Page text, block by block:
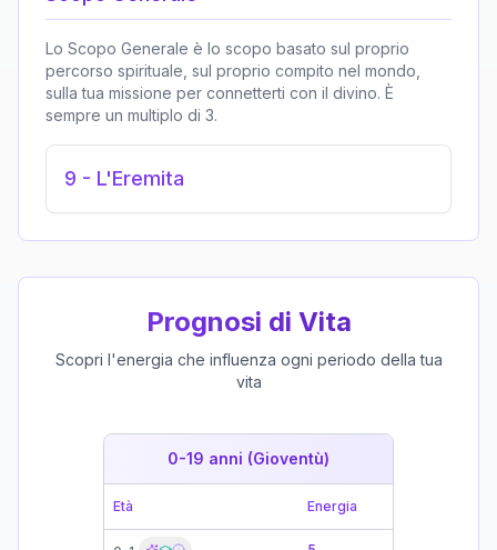
Lo Scopo Generale è lo scopo basato sul proprio
percorso spirituale, sul proprio compito nel mondo,
sulla tua missione per connetterti con il divino. È
sempre un multiplo di 3.
9 - L'Eremita
Prognosi di Vita
Scopri l'energia che influenza ogni periodo della tua
vita
0-19 anni (Gioventù)
Età Energia